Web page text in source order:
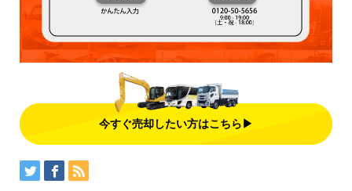
今すぐ売却したい方はこちら▶